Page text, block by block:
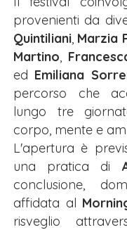
provenienti da
Quintiliani, Marzia
Martino
ed Emiliana
percorso che
lungo tre
corpo, mente e
L'apertura è
una pratica di
conclusione,
affidata al
risveglio